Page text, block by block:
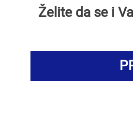
Želite da se i